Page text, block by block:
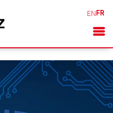
EN FR